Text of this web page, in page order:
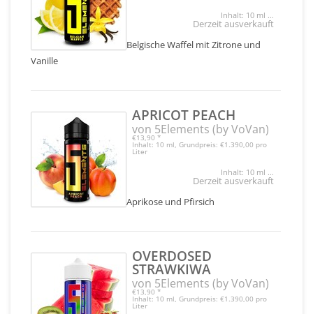
Inhalt: 10 ml ...
Derzeit ausverkauft
Belgische Waffel mit Zitrone und
Vanille
APRICOT PEACH
von 5Elements (by VoVan)
€13,90 *
Inhalt: 10 ml, Grundpreis: €1.390,00 pro
Liter
Inhalt: 10 ml ...
Derzeit ausverkauft
Aprikose und Pfirsich
OVERDOSED
STRAWKIWA
von 5Elements (by VoVan)
€13,90 *
Inhalt: 10 ml, Grundpreis: €1.390,00 pro
Liter